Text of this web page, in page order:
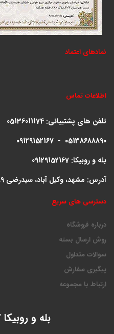
نمادهای اعتماد
اطلاعات تماس
تلفن های پشتیبانی: 05136011174
09129152167 - 05138688890
بله و روبیکا: 09129152167
آدرس: مشهد، وکیل آباد، سیدرضی 9، پلاک 199
دسترسی های سریع
درباره فروشگاه
روش ارسال بسته
سوالات متداول
پیگیری سفارش
ارتباط با مجموعه
بله و روبیکا 09129152167